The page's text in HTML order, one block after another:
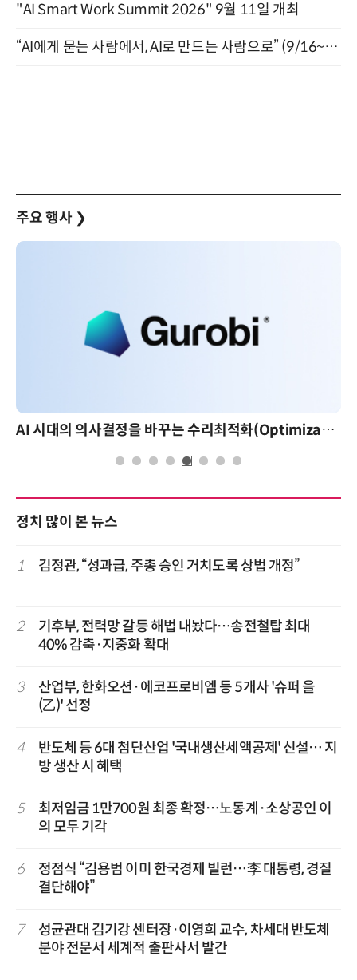
"AI Smart Work Summit 2026" 9월 11일 개최
“AI에게 묻는 사람에서, AI로 만드는 사람으로” (9/16~17)
주요 행사 ❯
AI 시대의 의사결정을 바꾸는 수리최적화(Optimization): 실제 산업 적용 사례와 활용 전략
정치 많이 본 뉴스
1 김정관, “성과급, 주총 승인 거치도록 상법 개정”
2
기후부, 전력망 갈등 해법 내놨다…송전철탑 최대
40% 감축·지중화 확대
3
산업부, 한화오션·에코프로비엠 등 5개사 '슈퍼 을
(乙)' 선정
4
반도체 등 6대 첨단산업 '국내생산세액공제' 신설… 지
방 생산 시 혜택
5
최저임금 1만700원 최종 확정…노동계·소상공인 이
의 모두 기각
6
정점식 “김용범 이미 한국경제 빌런…李 대통령, 경질
결단해야”
7
성균관대 김기강 센터장·이영희 교수, 차세대 반도체
분야 전문서 세계적 출판사서 발간